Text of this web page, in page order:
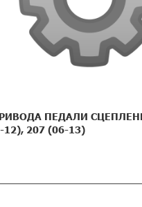
ПЕДАЛИ
12), 207 (06-13)